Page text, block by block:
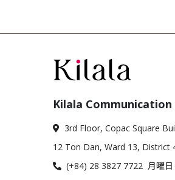
Kilala Communication
3rd Floor, Copac Square
12 Ton Dan, Ward 13, District
(+84) 28 3827 7722 月曜